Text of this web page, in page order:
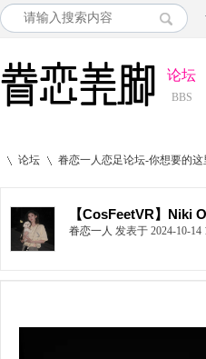
论坛
BBS
论坛
›
眷恋一人恋足论坛-你想要的这
【CosFeetVR】Niki
眷恋一人 发表于 2024-10-14